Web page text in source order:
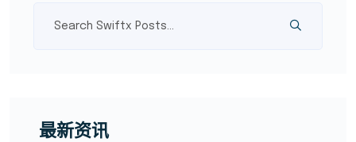
最新资讯